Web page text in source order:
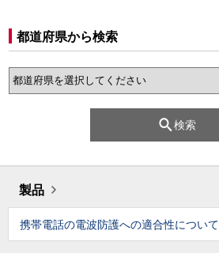
都道府県から検索
検索
製品
携帯電話の電波防護への適合性について